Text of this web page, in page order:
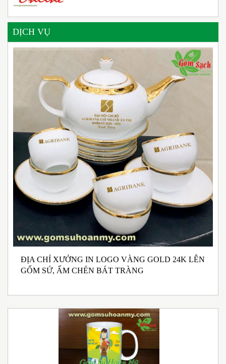
DỊCH VỤ
ĐỊA CHỈ XƯỞNG IN LOGO VÀNG GOLD 24K LÊN
GỐM SỨ, ẤM CHÉN BÁT TRÀNG
NHẬN SẢN XUẤT BỘ ẤM CHÉN BÁT TRÀNG
MEN RONG MEN NGỌC PHONG CÁCH TRÀ ĐẠO